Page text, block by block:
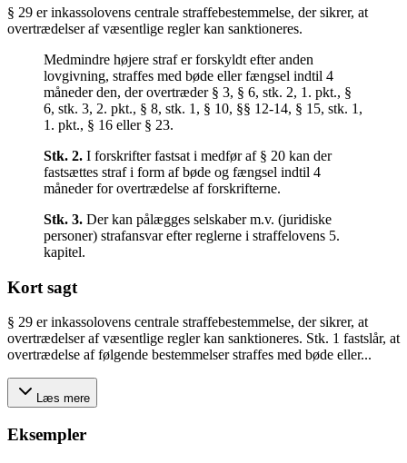
§ 29 er inkassolovens centrale straffebestemmelse, der sikrer, at
overtrædelser af væsentlige regler kan sanktioneres.
Medmindre højere straf er forskyldt efter anden
lovgivning, straffes med bøde eller fængsel indtil 4
måneder den, der overtræder § 3, § 6, stk. 2, 1. pkt., §
6, stk. 3, 2. pkt., § 8, stk. 1, § 10, §§ 12-14, § 15, stk. 1,
1. pkt., § 16 eller § 23.
Stk. 2. I forskrifter fastsat i medfør af § 20 kan der
fastsættes straf i form af bøde og fængsel indtil 4
måneder for overtrædelse af forskrifterne.
Stk. 3. Der kan pålægges selskaber m.v. (juridiske
personer) strafansvar efter reglerne i straffelovens 5.
kapitel.
Kort sagt
§ 29 er inkassolovens centrale straffebestemmelse, der sikrer, at
overtrædelser af væsentlige regler kan sanktioneres. Stk. 1 fastslår, at
overtrædelse af følgende bestemmelser straffes med bøde eller...
Læs mere
Eksempler